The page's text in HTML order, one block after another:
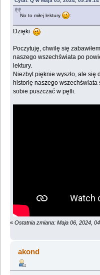
No to miłej lektury :
Dzięki
Poczytuję, chwilę się
naszego wszechświata po
lektury.
Niezbyt pięknie wyszło, ale się
historię naszego
sobie puszczać w pętli.
« Ostatnia zmiana: Maja 06, 2024,
akond